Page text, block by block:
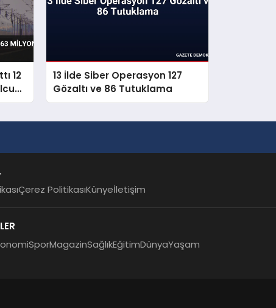
12
13 İlde Siber Operasyon 127
Gözaltı ve 86 Tutuklama
Çerez PolitikasıKünyeİletişim
SporMagazinSağlıkEğitimDünyaYaşam